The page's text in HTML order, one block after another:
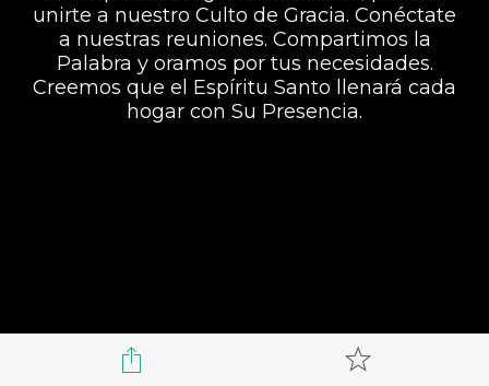
unirte a nuestro Culto de Gracia. Conéctate
a nuestras reuniones. Compartimos la
Palabra y oramos por tus necesidades.
Creemos que el Espíritu Santo llenará cada
hogar con Su Presencia.